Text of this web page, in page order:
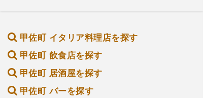
甲佐町 イタリア料理店を探す
甲佐町 飲食店を探す
甲佐町 居酒屋を探す
甲佐町 バーを探す